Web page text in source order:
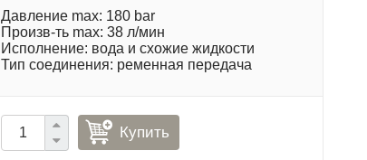
Давление max: 180 bar
Произв-ть max: 38 л/мин
Исполнение: вода и схожие жидкости
Тип соединения: ременная передача
Купить